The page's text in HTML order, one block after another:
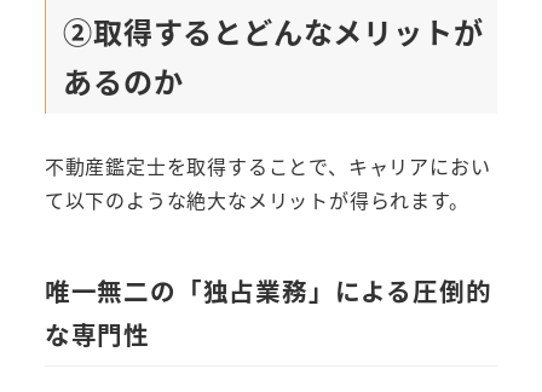
②取得するとどんなメリットが
あるのか
不動産鑑定士を取得することで、キャリアにおい
て以下のような絶大なメリットが得られます。
唯一無二の「独占業務」による圧倒的
な専門性